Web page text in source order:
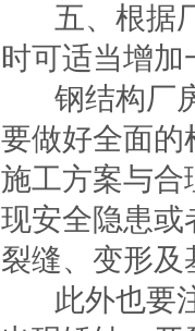
五、根据
时可适当增
钢结构厂
要做好全面的
施工方案与合
现安全隐患或
裂缝、变形及
此外也要